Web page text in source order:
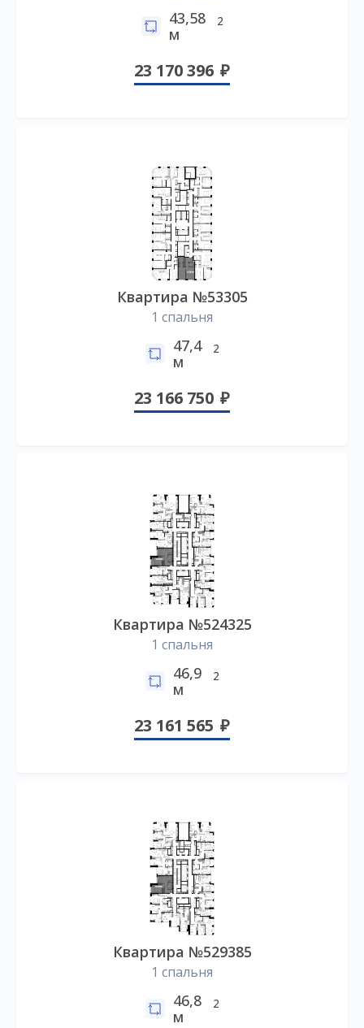
43,58
м
2
23 170 396
Квартира №53305
1 спальня
47,4
м
2
23 166 750
Квартира №524325
1 спальня
46,9
м
2
23 161 565
Квартира №529385
1 спальня
46,8
м
2